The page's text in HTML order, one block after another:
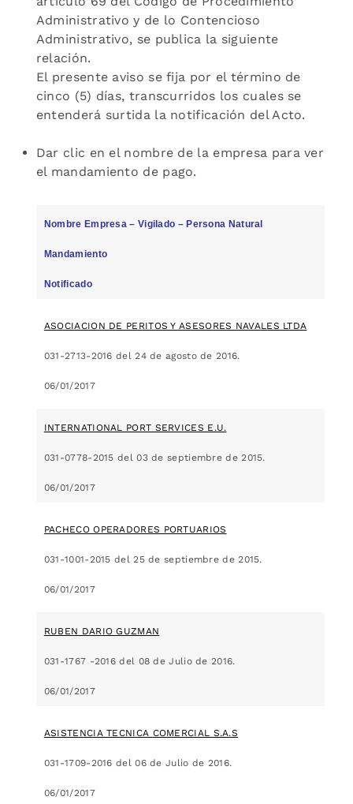
Administrativo y de lo Contencioso
Administrativo, se publica la siguiente
relación.
El presente aviso se fija por el término de
cinco (5) días, transcurridos los cuales se
entenderá surtida la notificación del Acto.
Dar clic en el nombre de la empresa para ver
el mandamiento de pago.
Nombre Empresa – Vigilado – Persona Natural
Mandamiento
Notificado
ASOCIACION DE PERITOS Y ASESORES NAVALES LTDA
031-2713-2016 del 24 de agosto de 2016.
06/01/2017
INTERNATIONAL PORT SERVICES E.U.
031-0778-2015 del 03 de septiembre de 2015.
06/01/2017
PACHECO OPERADORES PORTUARIOS
031-1001-2015 del 25 de septiembre de 2015.
06/01/2017
RUBEN DARIO GUZMAN
031-1767 -2016 del 08 de Julio de 2016.
06/01/2017
ASISTENCIA TECNICA COMERCIAL S.A.S
031-1709-2016 del 06 de Julio de 2016.
06/01/2017